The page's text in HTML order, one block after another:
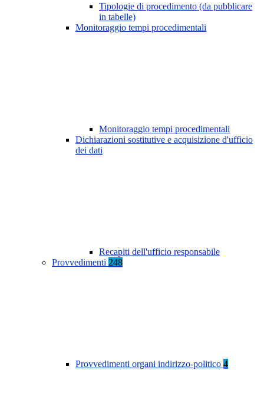
Tipologie di procedimento (da pubblicare
in tabelle)
Monitoraggio tempi procedimentali
Monitoraggio tempi procedimentali
Dichiarazioni sostitutive e acquisizione d'ufficio
dei dati
Recapiti dell'ufficio responsabile
Provvedimenti 248
Provvedimenti organi indirizzo-politico 4